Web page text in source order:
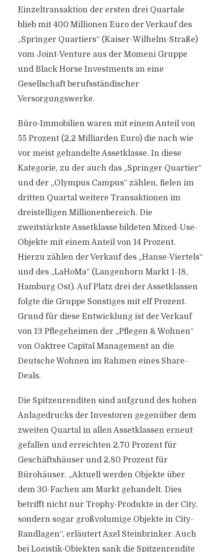
Einzeltransaktion der ersten drei Quartale
blieb mit 400 Millionen Euro der Verkauf des
„Springer Quartiers“ (Kaiser-Wilhelm-Straße)
vom Joint-Venture aus der Momeni Gruppe
und Black Horse Investments an eine
Gesellschaft berufsständischer
Versorgungswerke.
Büro-Immobilien waren mit einem Anteil von
55 Prozent (2,2 Milliarden Euro) die nach wie
vor meist gehandelte Assetklasse. In diese
Kategorie, zu der auch das „Springer Quartier“
und der „Olympus Campus“ zählen, fielen im
dritten Quartal weitere Transaktionen im
dreistelligen Millionenbereich. Die
zweitstärkste Assetklasse bildeten Mixed-Use-
Objekte mit einem Anteil von 14 Prozent.
Hierzu zählen der Verkauf des „Hanse-Viertels“
und des „LaHoMa“ (Langenhorn Markt 1-18,
Hamburg Ost). Auf Platz drei der Assetklassen
folgte die Gruppe Sonstiges mit elf Prozent.
Grund für diese Entwicklung ist der Verkauf
von 13 Pflegeheimen der „Pflegen & Wohnen“
von Oaktree Capital Management an die
Deutsche Wohnen im Rahmen eines Share-
Deals.
Die Spitzenrenditen sind aufgrund des hohen
Anlagedrucks der Investoren gegenüber dem
zweiten Quartal in allen Assetklassen erneut
gefallen und erreichten 2,70 Prozent für
Geschäftshäuser und 2,80 Prozent für
Bürohäuser. „Aktuell werden Objekte über
dem 30-Fachen am Markt gehandelt. Dies
betrifft nicht nur Trophy-Produkte in der City,
sondern sogar großvolumige Objekte in City-
Randlagen“, erläutert Axel Steinbrinker. Auch
bei Logistik-Objekten sank die Spitzenrendite